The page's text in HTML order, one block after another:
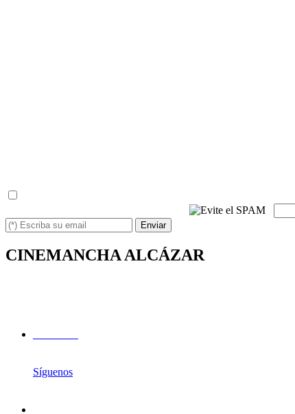
Enviar
CINEMANCHA ALCÁZAR
Síguenos